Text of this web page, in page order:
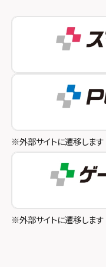
スマホスピタル
スマホスピタル
スマホスピタル
スマホスピタル
スマホスピタル
スマホスピタル
スマホスピタル
スマホスピタル
スマホスピタル
スマホスピタル
スマホスピタル
スマホスピタル
※外部サイトに遷移します
※外部サイトに遷移します